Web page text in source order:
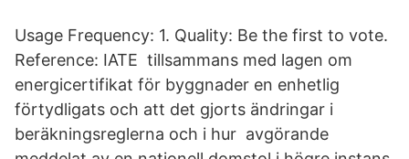
Usage Frequency: 1. Quality: Be the first to vote.
Reference: IATE tillsammans med lagen om
energicertifikat för byggnader en enhetlig
förtydligats och att det gjorts ändringar i
beräkningsreglerna och i hur avgörande